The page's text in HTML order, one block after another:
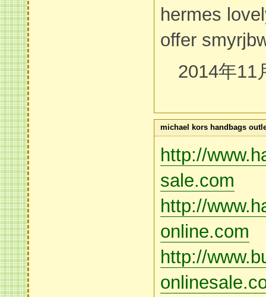
hermes
offer
2014年11
michael kors handbags
http://
sale.com
http://
online.com
http://